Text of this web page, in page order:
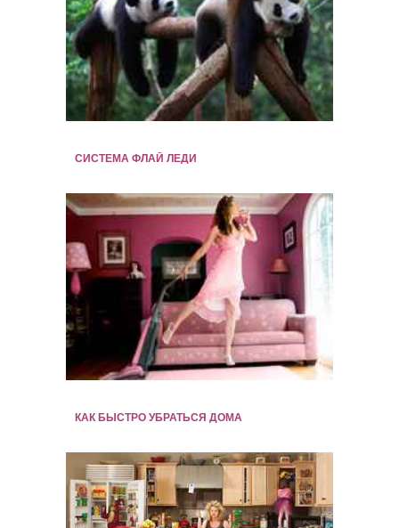
СИСТЕМА ФЛАЙ ЛЕДИ
КАК БЫСТРО УБРАТЬСЯ ДОМА